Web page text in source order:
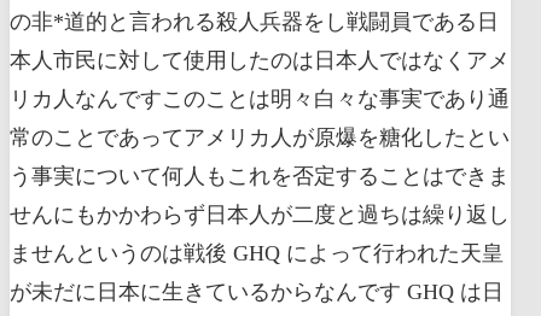
の非*道的と言われる殺人兵器をし戦闘員である日
本人市民に対して使用したのは日本人ではなくアメ
リカ人なんですこのことは明々白々な事実であり通
常のことであってアメリカ人が原爆を糖化したとい
う事実について何人もこれを否定することはできま
せんにもかかわらず日本人が二度と過ちは繰り返し
ませんというのは戦後 GHQ によって行われた天皇
が未だに日本に生きているからなんです GHQ は日